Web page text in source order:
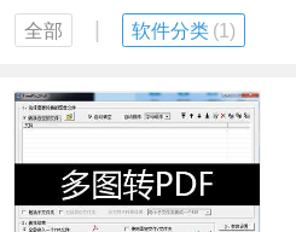
全部 | 软件分类 (1)